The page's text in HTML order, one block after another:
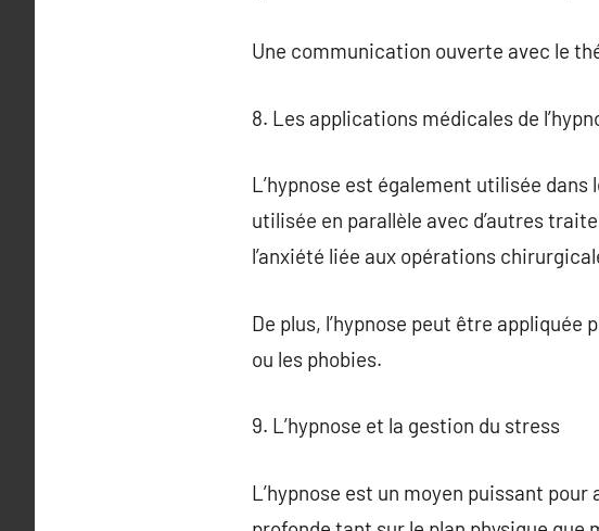
Une communication ouverte avec le
8. Les applications médicales de
L’hypnose est également utilisée
utilisée en parallèle avec d’autres
l’anxiété liée aux opérations
De plus, l’hypnose peut être
ou les phobies.
9. L’hypnose et la gestion du stress
L’hypnose est un moyen puissant